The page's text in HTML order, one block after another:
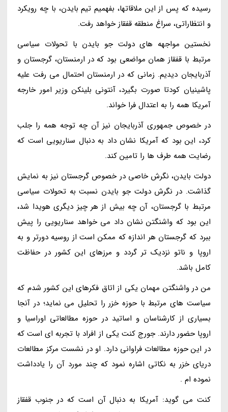
رسیده که پس از این ملاقاتها، بفهمیم تیم بایدن، با چه رویکرد
و انتظاراتی، سراغ منطقه قفقاز خواهد رفت.
نخستین مواجهه های دولت جو بایدن با تحولات سیاسی
مرتبط با قفقاز همان مواضعی بود که در ارمنستان، گرجستان و
آذربایجان دیدیم. زمانی که در ارمنستان احتمال می رفت علیه
پاشینیان کودتا صورت بگیرد، آنتونی بلینکن وزیر امور خارجه
آمریکا همه را به اعتدال فرا خواند.
در خصوص جمهوری آذربایجان نیز آن چه توجه همه را جلب
کرد، این بود که آمریکا نشان داد به دنبال سناریویی است که
رضایت همه طرف ها را تامین کند.
دولت بایدن، نگرش خاصی در خصوص گرجستان نیز به نمایش
گذاشت. در نگرش دولت جو بایدن نسبت به تحولات سیاسی
مرتبط با گرجستان، آن چه بیش از هر چیز دیگری هویدا شد،
این بود که واشنگتن نشان داد می خواهد سناریویی را پیش
ببرد که گرجستان هر اندازه که ممکن است از روسیه دورتر و به
اروپا و ناتو نزدیک تر گردد و مرزهای این کشور در حفاظت
کامل باشد.
من در واشنگتن مهمان یکی از اتاق فکرهای این کشور شدم که
سیاست های مرتبط با حوزه خزر را تحلیل می نماید؛ در آنجا
بسیاری از کارشناسان و اساتید در حوزه مطالعاتی اوراسیا و
اروپا حضور دارند. جورج کنت یکی از افراد با تجربه ای است که
در این حوزه مطالعات فراوانی دارد. او در نشست مرکز مطالعات
دریای خزر به نکاتی اشاره نمود که چند مورد آن را یادداشت
نموده ام .
کنت می گوید: آمریکا به دنبال آن است که در جنوب قفقاز